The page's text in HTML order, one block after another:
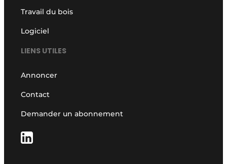
Travail du bois
Logiciel
LIENS UTILES
Annoncer
Contact
Demander un abonnement